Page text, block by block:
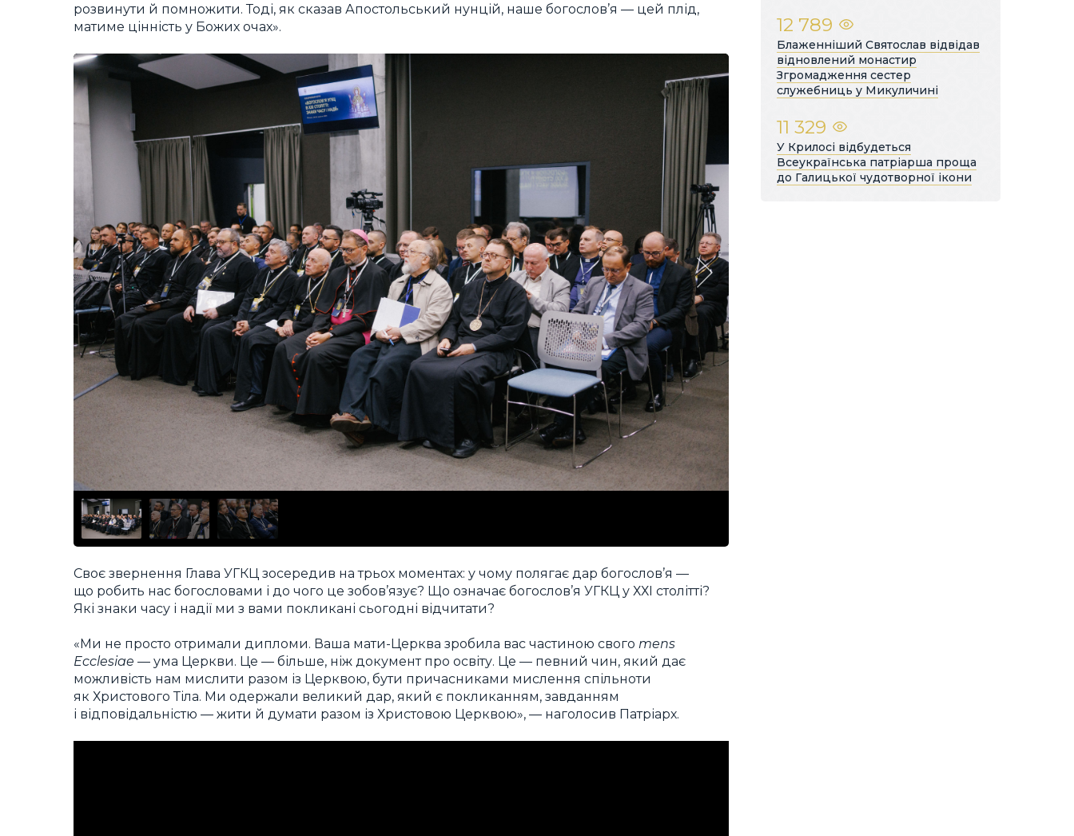
розвинути й помножити. Тоді, як сказав Апостольський нунцій, наше богослов’я — цей плід,
матиме цінність у Божих очах».
Своє звернення Глава УГКЦ зосередив на трьох моментах: у чому полягає дар богослов’я —
що робить нас богословами і до чого це зобов’язує? Що означає богослов’я УГКЦ у ХХІ столітті?
Які знаки часу і надії ми з вами покликані сьогодні відчитати?
«Ми не просто отримали дипломи. Ваша мати-Церква зробила вас частиною свого mens
Ecclesiae — ума Церкви. Це — більше, ніж документ про освіту. Це — певний чин, який дає
можливість нам мислити разом із Церквою, бути причасниками мислення спільноти
як Христового Тіла. Ми одержали великий дар, який є покликанням, завданням
і відповідальністю — жити й думати разом із Христовою Церквою», — наголосив Патріарх.
12 789
Блаженніший Святослав відвідав
відновлений монастир
Згромадження сестер
служебниць у Микуличині
11 329
У Крилосі відбудеться
Всеукраїнська патріарша проща
до Галицької чудотворної ікони